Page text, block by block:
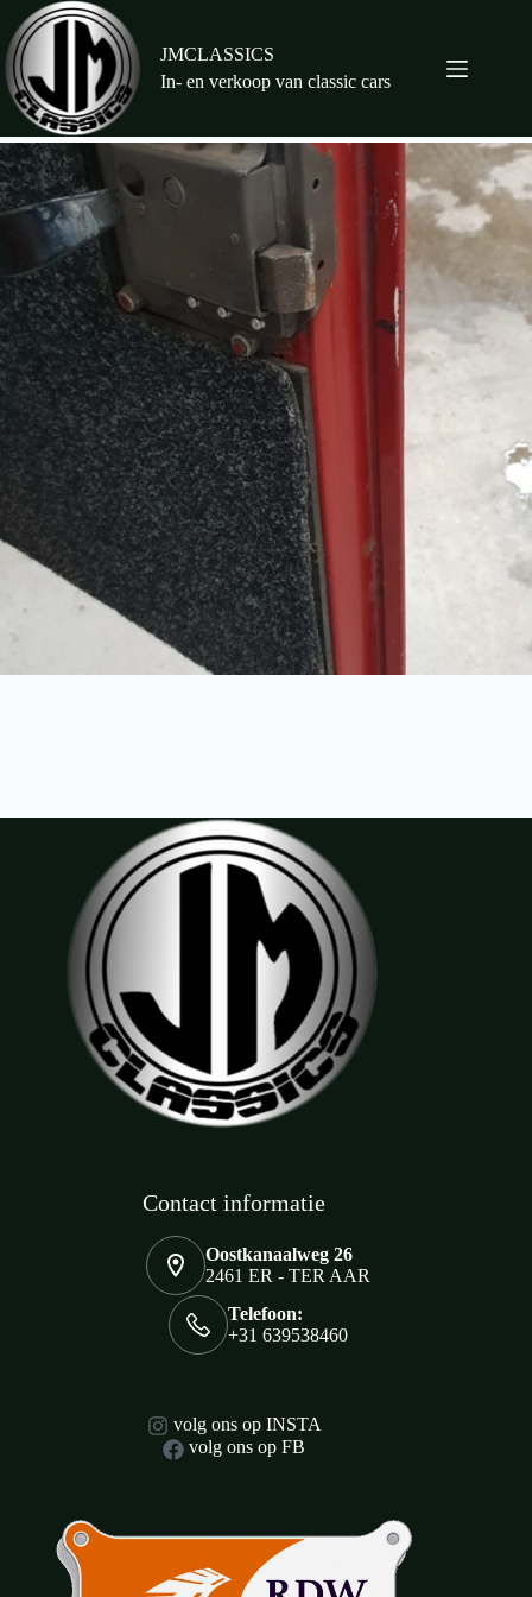
naar
de
inhoud
JMCLASSICS
In- en verkoop van classic cars
Contact informatie
Oostkanaalweg 26
2461 ER - TER AAR
Telefoon:
+31 639538460
volg ons op INSTA
volg ons op FB